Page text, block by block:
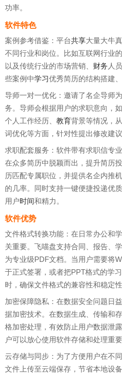
功率。
软件特色
案例参考借鉴：平台共享大量大牛
不同行业和岗位。比如互联网行业
以及传统行业的市场营销、 财务 人
些案例中学习优秀简历的结构搭建
导师一对一优化：邀请了名企导师
务。导师会根据用户的求职意向，如
个人工作经历、 教育背景等情况，
词优化等方面，针对性提出修改建
求职配套服务：软件带有求职信专业
在众多简历中脱颖而出，提升简历
历匹配专属职位，并提供名企内推
的几率。同时支持一键便捷投递优
用户时间和精力。
软件优势
文件格式转换功能：在日常办公和
关重要。飞喵盘支持合同、报告、
为专业级PDF文档。当用户需要将
于正式签署，或者把PPT格式的学
时，确保文件格式的兼容性和稳定性
加密保障隐私：在数据安全问题日
据加密技术。在数据生成、传输和
格加密处理，有效防止用户数据泄
户可以放心使用软件存储和处理重要
云存储与同步：为了方便用户在不
文件上传至云端保存，节省本地设